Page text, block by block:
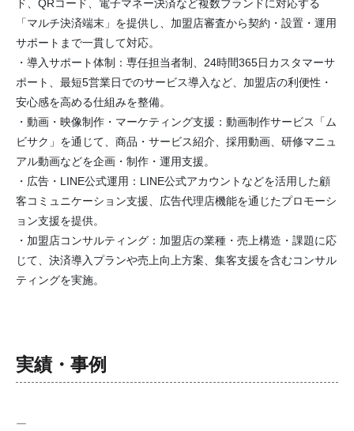
ド、QRコード、電子マネー決済など複数ブランドに対応する
「マルチ決済端末」を提供し、加盟店審査から契約・設置・運用
サポートまで一貫して対応。
・導入サポート体制：専任担当者制、24時間365日カスタマーサ
ポート、最短5営業日でのサービス導入など、加盟店の利便性・
安心感を高める仕組みを整備。
・動画・映像制作・マーケティング支援：動画制作サービス「ム
ビサク」を通じて、商品・サービス紹介、採用動画、研修マニュ
アル動画などを企画・制作・運用支援。
・広告・LINE公式運用：LINE公式アカウントなどを活用した顧
客コミュニケーション支援、広告代理店機能を通じたプロモーシ
ョン支援を提供。
・加盟店コンサルティング：加盟店の業種・売上構造・課題に応
じて、決済導入プランや売上向上方案、集客支援を含むコンサル
ティングを実施。
実績・事例
ー